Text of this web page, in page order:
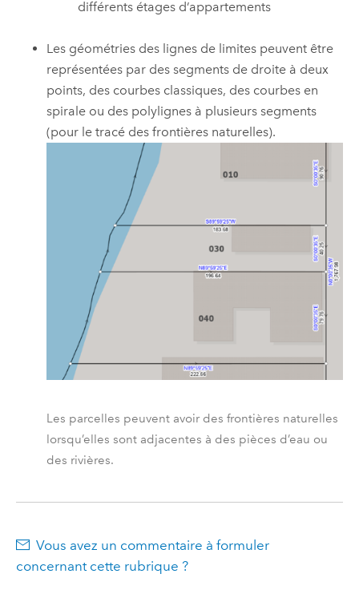
différents étages d’appartements
Les géométries des lignes de limites peuvent être
représentées par des segments de droite à deux
points, des courbes classiques, des courbes en
spirale ou des polylignes à plusieurs segments
(pour le tracé des frontières naturelles).
Les parcelles peuvent avoir des frontières naturelles
lorsqu’elles sont adjacentes à des pièces d’eau ou
des rivières.
Vous avez un commentaire à formuler
concernant cette rubrique ?